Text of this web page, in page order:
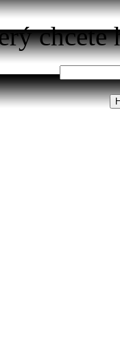
chcete